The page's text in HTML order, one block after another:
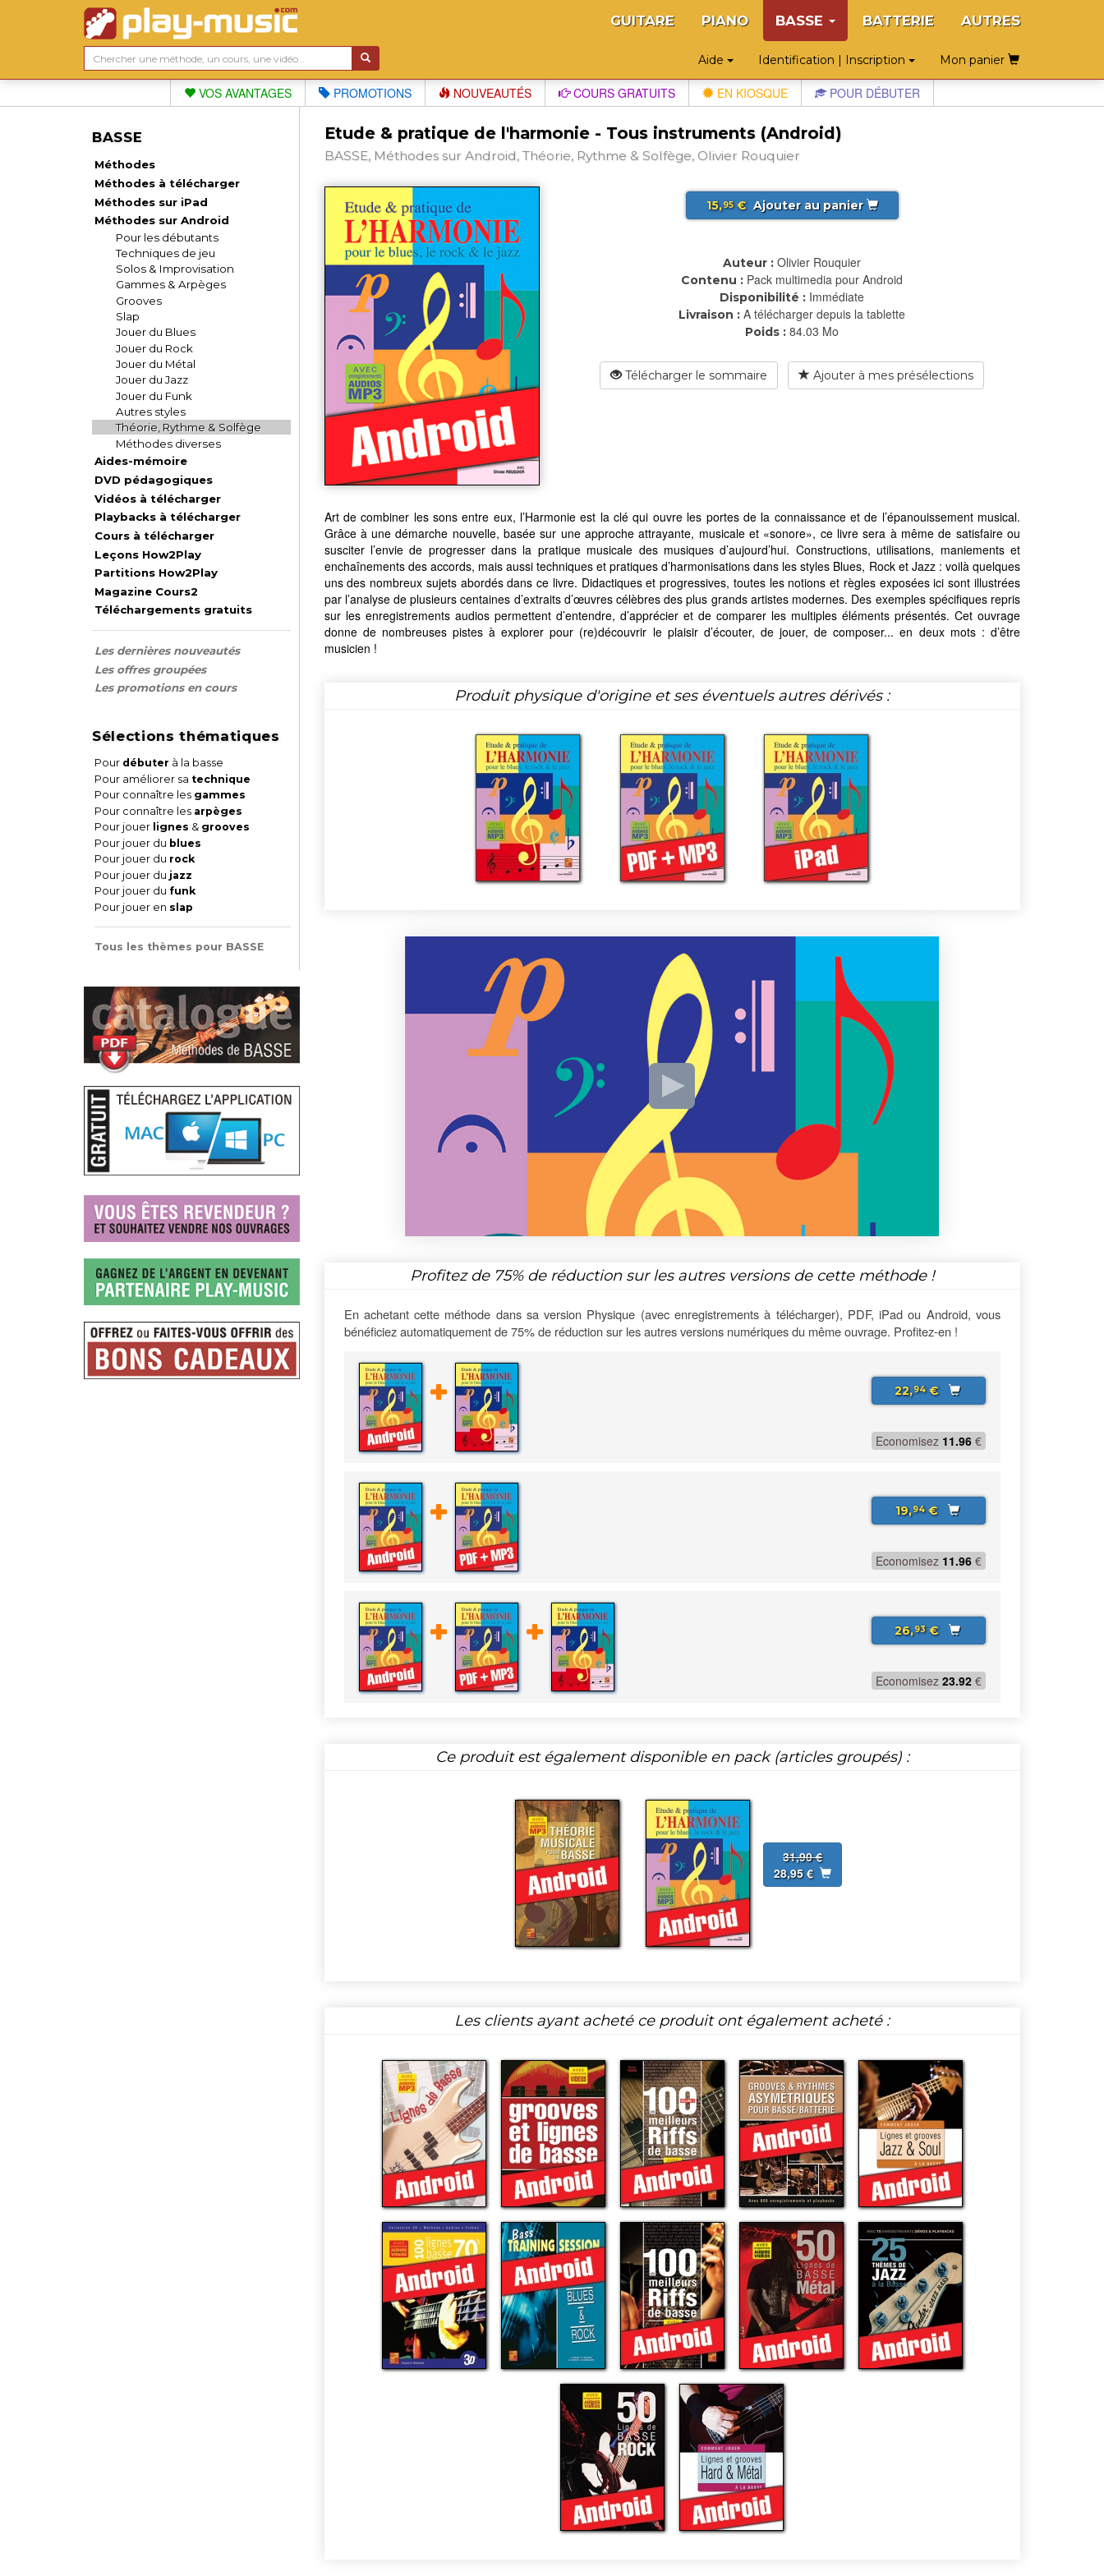
GUITARE PIANO BASSE BATTERIE AUTRES
Aide Identification | Inscription Mon panier
VOS AVANTAGES PROMOTIONS NOUVEAUTÉS COURS GRATUITS EN KIOSQUE POUR DÉBUTER
BASSE
Méthodes
Méthodes à télécharger
Méthodes sur iPad
Méthodes sur Android
Pour les débutants
Techniques de jeu
Solos & Improvisation
Gammes & Arpèges
Grooves
Slap
Jouer du Blues
Jouer du Rock
Jouer du Métal
Jouer du Jazz
Jouer du Funk
Autres styles
Théorie, Rythme & Solfège
Méthodes diverses
Aides-mémoire
DVD pédagogiques
Vidéos à télécharger
Playbacks à télécharger
Cours à télécharger
Leçons How2Play
Partitions How2Play
Magazine Cours2
Téléchargements gratuits
Les dernières nouveautés
Les offres groupées
Les promotions en cours
Sélections thématiques
Pour débuter à la basse
Pour améliorer sa technique
Pour connaître les gammes
Pour connaître les arpèges
Pour jouer lignes & grooves
Pour jouer du blues
Pour jouer du rock
Pour jouer du jazz
Pour jouer du funk
Pour jouer en slap
Tous les thèmes pour BASSE
Etude & pratique de l'harmonie - Tous instruments (Android)
BASSE, Méthodes sur Android, Théorie, Rythme & Solfège, Olivier Rouquier
15,95€ Ajouter au panier
Auteur : Olivier Rouquier
Contenu : Pack multimedia pour Android
Disponibilité : Immédiate
Livraison : A télécharger depuis la tablette
Poids : 84.03 Mo
Télécharger le sommaire Ajouter à mes présélections
Art de combiner les sons entre eux, l’Harmonie est la clé qui ouvre les portes de la connaissance et de l’épanouissement musical.
Grâce à une démarche nouvelle, basée sur une approche attrayante, musicale et «sonore», ce livre sera à même de satisfaire ou
susciter l’envie de progresser dans la pratique musicale des musiques d’aujourd’hui. Constructions, utilisations, maniements et
enchaînements des accords, mais aussi techniques et pratiques d’harmonisations dans les styles Blues, Rock et Jazz : voilà quelques
uns des nombreux sujets abordés dans ce livre. Didactiques et progressives, toutes les notions et règles exposées ici sont illustrées
par l’analyse de plusieurs centaines d’extraits d’œuvres célèbres des plus grands artistes modernes. Des exemples spécifiques repris
sur les enregistrements audios permettent d’entendre, d’apprécier et de comparer les multiples éléments présentés. Cet ouvrage
donne de nombreuses pistes à explorer pour (re)découvrir le plaisir d’écouter, de jouer, de composer... en deux mots : d’être
musicien !
Produit physique d'origine et ses éventuels autres dérivés :
Profitez de 75%de réduction sur les autres versions de cette méthode !
En achetant cette méthode dans sa version Physique (avec enregistrements à télécharger), PDF, iPad ou Android, vous
bénéficiez automatiquement de 75% de réduction sur les autres versions numériques du même ouvrage. Profitez-en !
22,94€
Economisez 11.96 €
19,94€
Economisez 11.96 €
26,93€
Economisez 23.92 €
Ce produit est également disponible en pack (articles groupés) :
31,90 €
28,95 €
Les clients ayant acheté ce produit ont également acheté :